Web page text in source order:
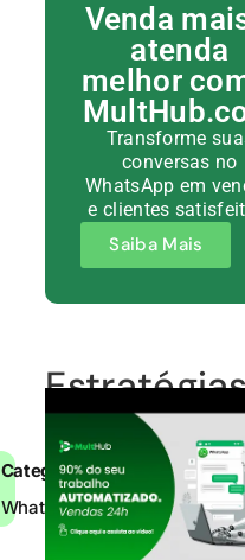
Categorias:
WhatsApp
Venda
atenda
melhor
Transforme
conversas no
WhatsApp em
e clientes
Saiba Mais
Para uma
Eficiente